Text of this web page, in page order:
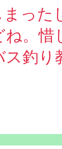
った
ね。惜
ス釣